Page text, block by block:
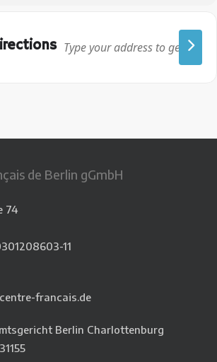
de Berlin gGmbH
74
11
francais.de
Berlin Charlottenburg